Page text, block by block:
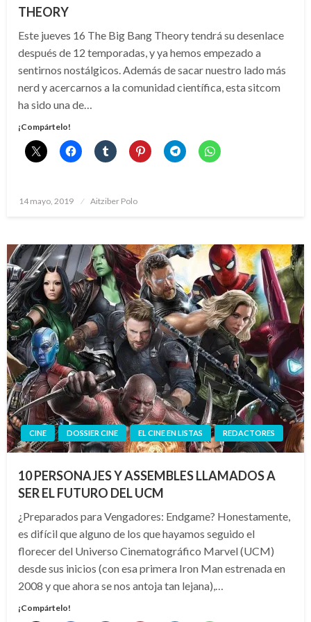
THEORY
Este jueves 16 The Big Bang Theory tendrá su desenlace
después de 12 temporadas, y ya hemos empezado a
sentirnos nostálgicos. Además de sacar nuestro lado más
nerd y acercarnos a la comunidad científica, esta sitcom
ha sido una de…
¡Compártelo!
Publicado
14 mayo, 2019 Aitziber Polo
CINE DOSSIER CINE EL CINE EN LISTAS REDACTORES
10 PERSONAJES Y ASSEMBLES LLAMADOS A
SER EL FUTURO DEL UCM
¿Preparados para Vengadores: Endgame? Honestamente,
es difícil que alguno de los que hayamos seguido el
florecer del Universo Cinematográfico Marvel (UCM)
desde sus inicios (con esa primera Iron Man estrenada en
2008 y que ahora se nos antoja tan lejana),…
¡Compártelo!